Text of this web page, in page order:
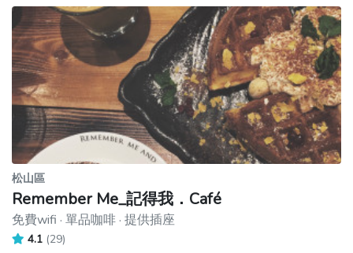
松山區
Remember Me_記得我．Café
免費wifi · 單品咖啡 · 提供插座
4.1 (29)